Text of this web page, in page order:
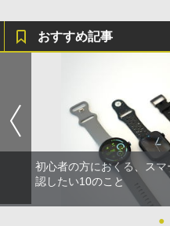
おすすめ記事
初心者の方におくる、ス
認したい10のこと
●